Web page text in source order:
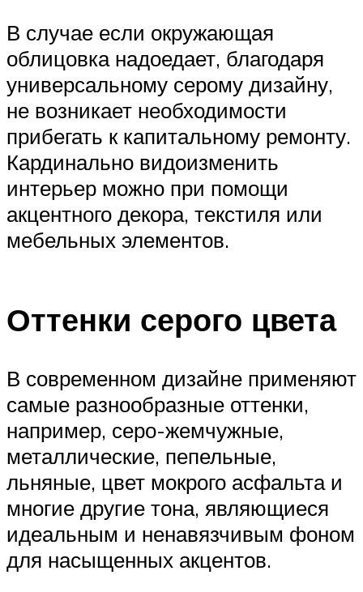
В случае если окружающая
облицовка надоедает, благодаря
универсальному серому дизайну,
не возникает необходимости
прибегать к капитальному ремонту.
Кардинально видоизменить
интерьер можно при помощи
акцентного декора, текстиля или
мебельных элементов.
Оттенки серого цвета
В современном дизайне применяют
самые разнообразные оттенки,
например, серо-жемчужные,
металлические, пепельные,
льняные, цвет мокрого асфальта и
многие другие тона, являющиеся
идеальным и ненавязчивым фоном
для насыщенных акцентов.